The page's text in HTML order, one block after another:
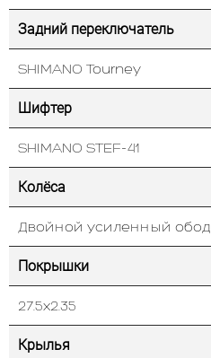
Задний переключатель
SHIMANO Tourney
Шифтер
SHIMANO STEF-41
Колёса
Двойной усиленный обод
Покрышки
27.5х2.35
Крылья